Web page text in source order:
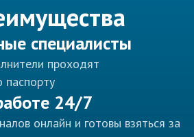
специалисты
проходят
24/7
онлайн и готовы взяться за